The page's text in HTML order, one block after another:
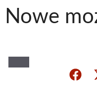
Nowe
Share